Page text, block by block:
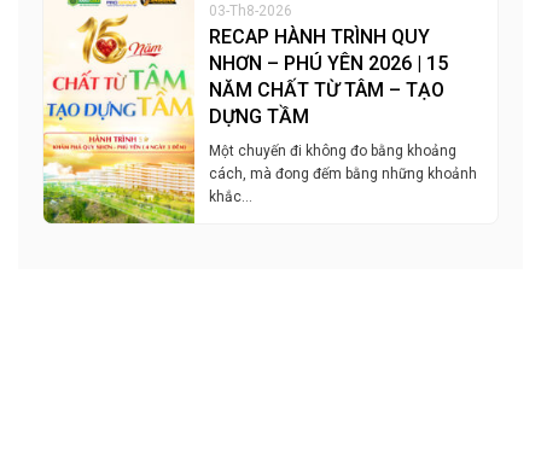
03-Th8-2026
RECAP HÀNH TRÌNH QUY
NHƠN – PHÚ YÊN 2026 | 15
NĂM CHẤT TỪ TÂM – TẠO
DỰNG TẦM
Một chuyến đi không đo bằng khoảng
cách, mà đong đếm bằng những khoảnh
khắc…